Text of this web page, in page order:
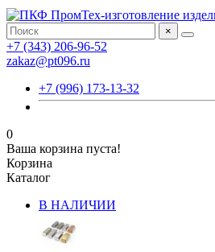
×
+7 (343) 206-96-52
zakaz@pt096.ru
+7 (996) 173-13-32
0
Ваша корзина пуста!
Корзина
Каталог
В НАЛИЧИИ